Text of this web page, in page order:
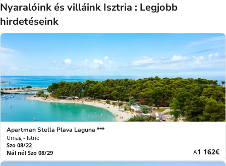
Nyaralóink és villáink Isztria : Legjobb
hirdetéseink
Apartman Stella Plava Laguna ***
Umag - Istrie
Szo 08/22
Nál nél Szo 08/29
AÚj
ár
1 162€